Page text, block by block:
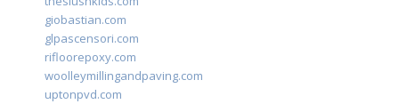
giobastian.com
glpascensori.com
rifloorepoxy.com
woolleymillingandpaving.com
uptonpvd.com